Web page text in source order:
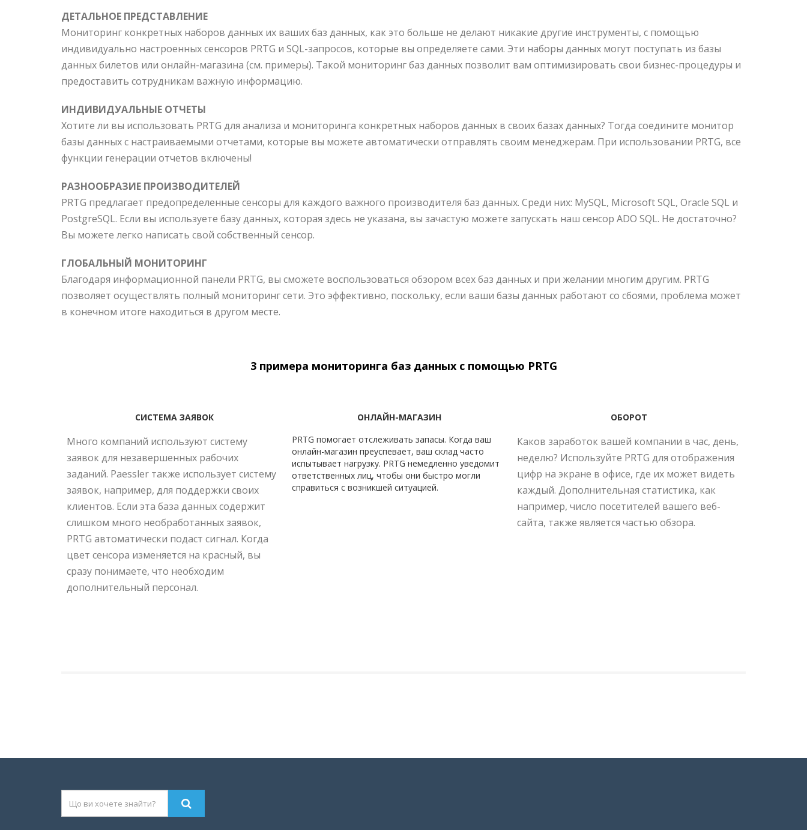
ДЕТАЛЬНОЕ ПРЕДСТАВЛЕНИЕ
Мониторинг конкретных наборов данных их ваших баз данных, как это больше не делают никакие другие инструменты, с помощью
индивидуально настроенных сенсоров PRTG и SQL-запросов, которые вы определяете сами. Эти наборы данных могут поступать из базы
данных билетов или онлайн-магазина (см. примеры). Такой мониторинг баз данных позволит вам оптимизировать свои бизнес-процедуры и
предоставить сотрудникам важную информацию.
ИНДИВИДУАЛЬНЫЕ ОТЧЕТЫ
Хотите ли вы использовать PRTG для анализа и мониторинга конкретных наборов данных в своих базах данных? Тогда соедините монитор
базы данных с настраиваемыми отчетами, которые вы можете автоматически отправлять своим менеджерам. При использовании PRTG, все
функции генерации отчетов включены!
РАЗНООБРАЗИЕ ПРОИЗВОДИТЕЛЕЙ
PRTG предлагает предопределенные сенсоры для каждого важного производителя баз данных. Среди них: MySQL, Microsoft SQL, Oracle SQL и
PostgreSQL. Если вы используете базу данных, которая здесь не указана, вы зачастую можете запускать наш сенсор ADO SQL. Не достаточно?
Вы можете легко написать свой собственный сенсор.
ГЛОБАЛЬНЫЙ МОНИТОРИНГ
Благодаря информационной панели PRTG, вы сможете воспользоваться обзором всех баз данных и при желании многим другим. PRTG
позволяет осуществлять полный мониторинг сети. Это эффективно, поскольку, если ваши базы данных работают со сбоями, проблема может
в конечном итоге находиться в другом месте.
3 примера мониторинга баз данных с помощью PRTG
СИСТЕМА ЗАЯВОК ОНЛАЙН-МАГАЗИН ОБОРОТ
Много компаний используют систему
заявок для незавершенных рабочих
заданий. Paessler также использует систему
заявок, например, для поддержки своих
клиентов. Если эта база данных содержит
слишком много необработанных заявок,
PRTG автоматически подаст сигнал. Когда
цвет сенсора изменяется на красный, вы
сразу понимаете, что необходим
дополнительный персонал.
PRTG помогает отслеживать запасы. Когда ваш
онлайн-магазин преуспевает, ваш склад часто
испытывает нагрузку. PRTG немедленно уведомит
ответственных лиц, чтобы они быстро могли
справиться с возникшей ситуацией.
Каков заработок вашей компании в час, день,
неделю? Используйте PRTG для отображения
цифр на экране в офисе, где их может видеть
каждый. Дополнительная статистика, как
например, число посетителей вашего веб-
сайта, также является частью обзора.